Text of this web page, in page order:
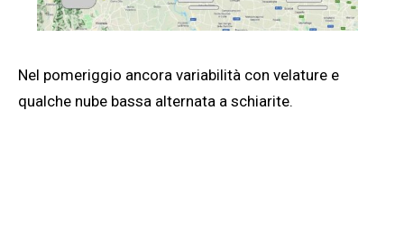
Nel pomeriggio ancora variabilità con velature e
qualche nube bassa alternata a schiarite.